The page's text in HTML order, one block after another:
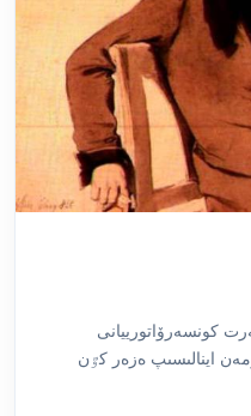
كونسەرۆاتورييانى
اينالىسىپ ەزەر كٷن